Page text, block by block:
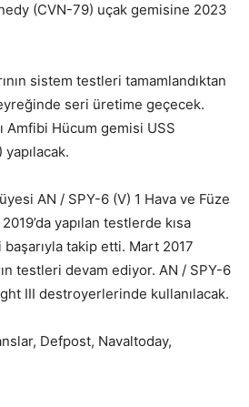
(CVN-79) uçak gemisine 2023
sistem testleri tamamlandıktan
seri üretime geçecek.
Amfibi Hücum gemisi USS
AN / SPY-6 (V) 1 Hava ve Füze
yapılan testlerde kısa
takip etti. Mart 2017
testleri devam ediyor. AN / SPY-6
III destroyerlerinde kullanılacak.
Defpost, Navaltoday,